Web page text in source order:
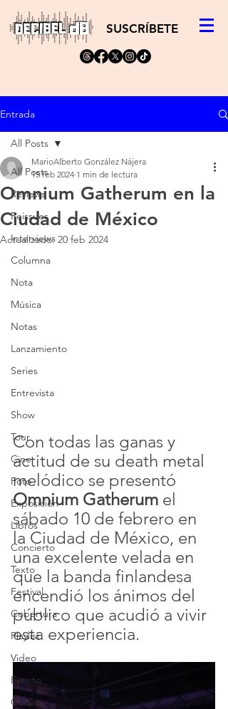
SUSCRÍBETE
Entrada
All Posts
Reviews
Reissues
Interviews
Columna
Nota
Música
Notas
Lanzamiento
Series
Entrevista
Show
Tour
Cine
Foto
Exposición
Libros
Concierto
Texto
Festival
Cobertura
Playlist
Video
Evento
Cómic
All Posts
Omnium Gatherum en la
Ciudad de México
MarioAlberto González Nájera
15 feb 2024 1 min de lectura
Actualizado:20 feb 2024
Con todas las ganas y
actitud de su death metal
melódico se presentó
Omnium Gatherum el
sábado 10 de febrero en
la Ciudad de México, en
una excelente velada en
que la banda finlandesa
encendió los ánimos del
público que acudió a vivir
esta experiencia.